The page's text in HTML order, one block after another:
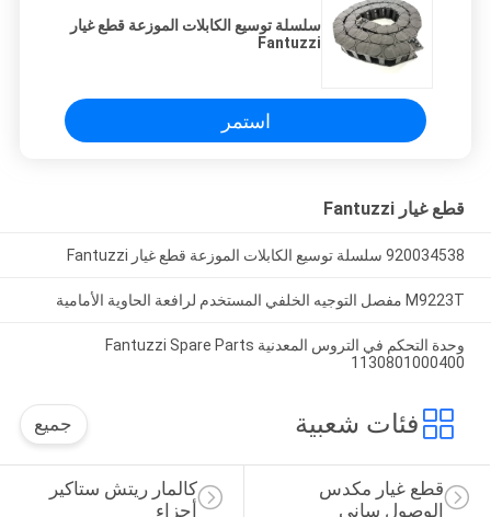
سلسلة توسيع الكابلات الموزعة قطع غيار
Fantuzzi
استمر
قطع غيار Fantuzzi
920034538 سلسلة توسيع الكابلات الموزعة قطع غيار Fantuzzi
M9223T مفصل التوجيه الخلفي المستخدم لرافعة الحاوية الأمامية
وحدة التحكم في التروس المعدنية Fantuzzi Spare Parts
1130801000400
فئات شعبية جميع
كالمار ريتش ستاكير
أجزاء
قطع غيار مكدس
الوصول ساني